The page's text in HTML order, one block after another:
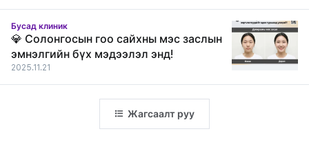
Бусад клиник
💎 Солонгосын гоо сайхны мэс заслын
эмнэлгийн бүх мэдээлэл энд!
2025.11.21
Жагсаалт руу